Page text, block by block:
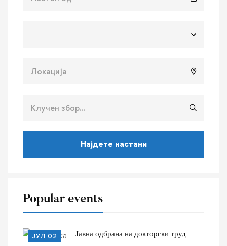
Најдете настани
Popular events
ЈУЛ 02 Јавна одбрана на докторски труд